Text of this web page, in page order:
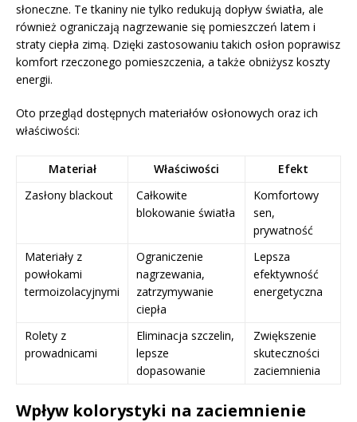
słoneczne. Te tkaniny nie tylko redukują dopływ światła, ale
również ograniczają nagrzewanie się pomieszczeń latem i
straty ciepła zimą. Dzięki zastosowaniu takich osłon poprawisz
komfort rzeczonego pomieszczenia, a także obniżysz koszty
energii.
Oto przegląd dostępnych materiałów osłonowych oraz ich
właściwości:
Materiał Właściwości
Efekt
Zasłony blackout
Całkowite
blokowanie światła
Komfortowy
sen,
prywatność
Materiały z
powłokami
termoizolacyjnymi
Ograniczenie
nagrzewania,
zatrzymywanie
ciepła
Lepsza
efektywność
energetyczna
Rolety z
prowadnicami
Eliminacja szczelin,
lepsze
dopasowanie
Zwiększenie
skuteczności
zaciemnienia
Wpływ kolorystyki na zaciemnienie